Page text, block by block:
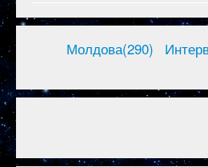
Молдова(290)